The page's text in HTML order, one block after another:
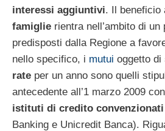
interessi aggiuntivi. Il beneficio
famiglie rientra nell’ambito di
predisposti dalla Regione a
nello specifico, i mutui oggetto di
rate per un anno sono quelli
antecedente all’1 marzo 2009 con
istituti di credito convenzionati
Banking e Unicredit Banca).